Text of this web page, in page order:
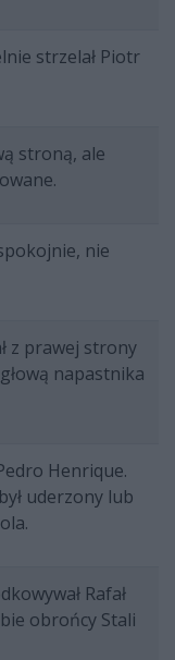
strzelał Piotr
stroną, ale
nie
z prawej strony
napastnika
Henrique.
uderzony lub
Rafał
obrońcy Stali